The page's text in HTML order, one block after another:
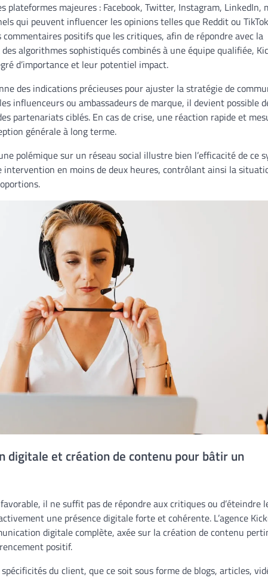
plateformes majeures : Facebook, Twitter, Instagram, LinkedIn,
qui peuvent influencer les opinions telles que Reddit ou
commentaires positifs que les critiques, afin de répondre avec la
algorithmes sophistiqués combinés à une équipe qualifiée,
d’importance et leur potentiel impact.
des indications précieuses pour ajuster la stratégie de
influenceurs ou ambassadeurs de marque, il devient possible
partenariats ciblés. En cas de crise, une réaction rapide et
générale à long terme.
polémique sur un réseau social illustre bien l’efficacité de ce
intervention en moins de deux heures, contrôlant ainsi la
digitale et création de contenu pour bâtir un
il ne suffit pas de répondre aux critiques ou d’éteindre
une présence digitale forte et cohérente. L’agence
digitale complète, axée sur la création de contenu
positif.
du client, que ce soit sous forme de blogs, articles,